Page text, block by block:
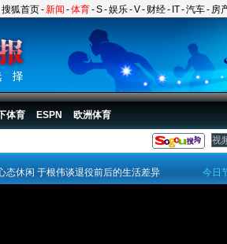
搜狐首页-新闻 -体育-S-娱乐-V- 财经- IT-汽车- 房
体育 ESPN 欧洲体育
今日
态休闲 于根伟谈退役前后的生活差异